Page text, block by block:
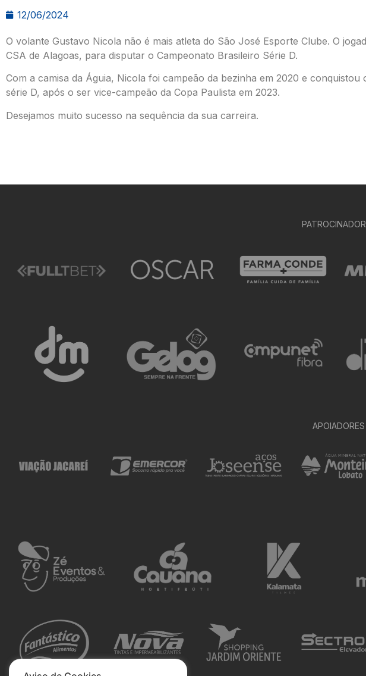
12/06/2024
O volante Gustavo Nicola não é mais atleta do São José Esporte Clube. O
CSA de Alagoas, para disputar o Campeonato Brasileiro Série D.
Com a camisa da Águia, Nicola foi campeão da bezinha em 2020 e conquistou
série D, após o ser vice-campeão da Copa Paulista em 2023.
Desejamos muito sucesso na sequência da sua carreira.
APOIADORES